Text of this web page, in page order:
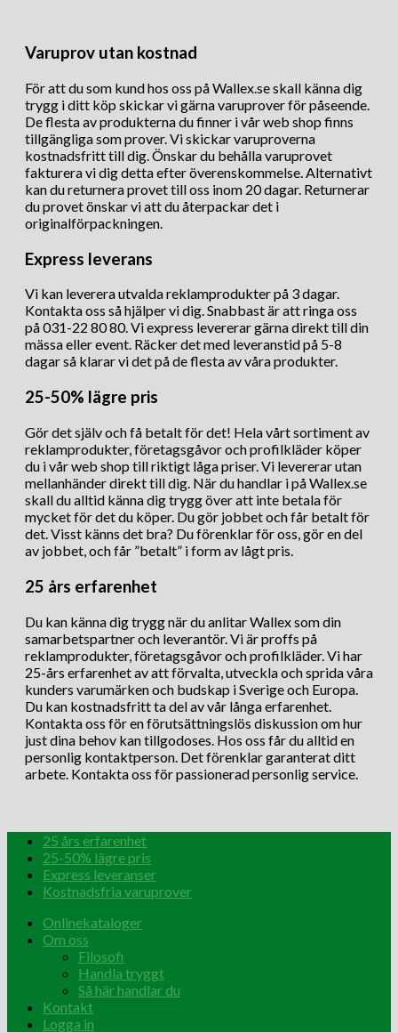
Varuprov utan kostnad
För att du som kund hos oss på Wallex.se skall känna dig
trygg i ditt köp skickar vi gärna varuprover för påseende.
De flesta av produkterna du finner i vår web shop finns
tillgängliga som prover. Vi skickar varuproverna
kostnadsfritt till dig. Önskar du behålla varuprovet
fakturera vi dig detta efter överenskommelse. Alternativt
kan du returnera provet till oss inom 20 dagar. Returnerar
du provet önskar vi att du återpackar det i
originalförpackningen.
Express leverans
Vi kan leverera utvalda reklamprodukter på 3 dagar.
Kontakta oss så hjälper vi dig. Snabbast är att ringa oss
på 031-22 80 80. Vi express levererar gärna direkt till din
mässa eller event. Räcker det med leveranstid på 5-8
dagar så klarar vi det på de flesta av våra produkter.
25-50% lägre pris
Gör det själv och få betalt för det! Hela vårt sortiment av
reklamprodukter, företagsgåvor och profilkläder köper
du i vår web shop till riktigt låga priser. Vi levererar utan
mellanhänder direkt till dig. När du handlar i på Wallex.se
skall du alltid känna dig trygg över att inte betala för
mycket för det du köper. Du gör jobbet och får betalt för
det. Visst känns det bra? Du förenklar för oss, gör en del
av jobbet, och får ”betalt” i form av lågt pris.
25 års erfarenhet
Du kan känna dig trygg när du anlitar Wallex som din
samarbetspartner och leverantör. Vi är proffs på
reklamprodukter, företagsgåvor och profilkläder. Vi har
25-års erfarenhet av att förvalta, utveckla och sprida våra
kunders varumärken och budskap i Sverige och Europa.
Du kan kostnadsfritt ta del av vår långa erfarenhet.
Kontakta oss för en förutsättningslös diskussion om hur
just dina behov kan tillgodoses. Hos oss får du alltid en
personlig kontaktperson. Det förenklar garanterat ditt
arbete. Kontakta oss för passionerad personlig service.
25 års erfarenhet
25-50% lägre pris
Express leveranser
Kostnadsfria varuprover
Onlinekataloger
Om oss
Filosofi
Handla tryggt
Så här handlar du
Kontakt
Logga in